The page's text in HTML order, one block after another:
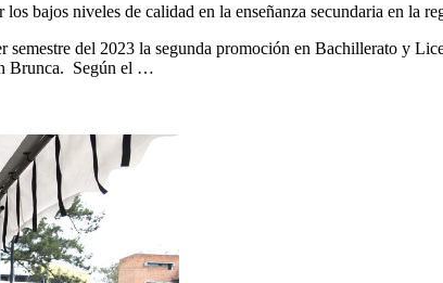
bajos niveles de calidad en la enseñanza secundaria en la
del 2023 la segunda promoción en Bachillerato y
Brunca. Según el …